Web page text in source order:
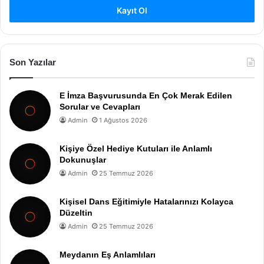
Kayıt Ol
Son Yazılar
E İmza Başvurusunda En Çok Merak Edilen
Sorular ve Cevapları
Admin 1 Ağustos 2026
Kişiye Özel Hediye Kutuları ile Anlamlı
Dokunuşlar
Admin 25 Temmuz 2026
Kişisel Dans Eğitimiyle Hatalarınızı Kolayca
Düzeltin
Admin 25 Temmuz 2026
Meydanın Eş Anlamlıları